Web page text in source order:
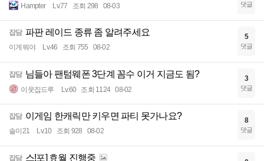
Hampter Lv.77 조회 298 08-03 댓글
잡담 파판 레이드 종류 좀 알려주세요
이게뭐야 Lv.46 조회 755 08-02
5
댓글
잡담 님들아 팬텀웨폰 3단계 꼼수 이거 지금도 됨?
이웃집드루 Lv.60 조회 1124 08-02
3
댓글
잡담 이게임 한캐릭만 키우면 파티 못가나요?
솔이21 Lv.10 조회 928 08-02
8
댓글
잡담 스!포] 효월 진행중